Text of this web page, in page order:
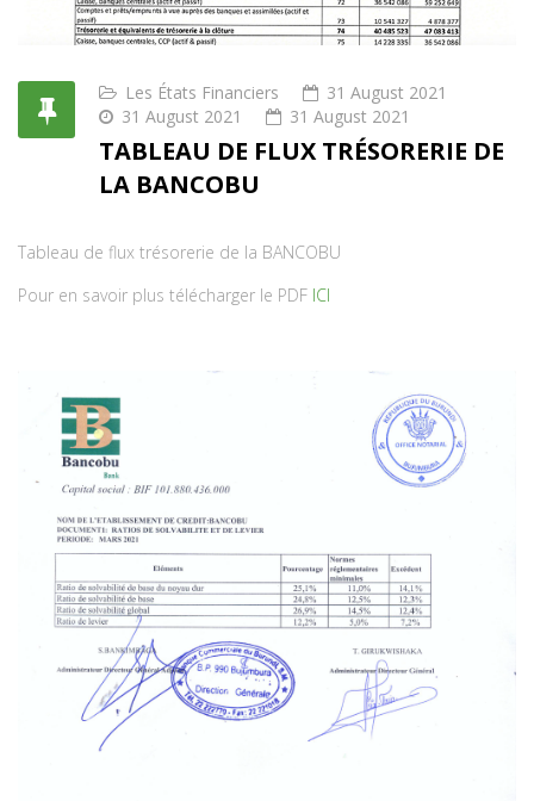
Les États Financiers
31 August 2021
31 August 2021
31 August 2021
TABLEAU DE FLUX TRÉSORERIE DE
LA BANCOBU
Tableau de flux trésorerie de la BANCOBU
Pour en savoir plus télécharger le PDF ICI